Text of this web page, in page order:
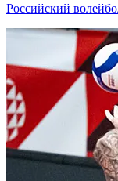
Российский